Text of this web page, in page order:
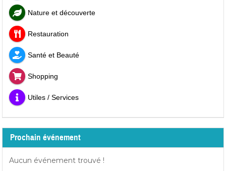
Nature et découverte
Restauration
Santé et Beauté
Shopping
Utiles / Services
Prochain événement
Aucun événement trouvé !